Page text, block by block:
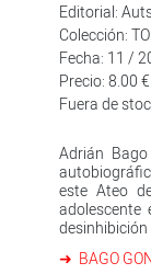
Editorial:
Colección:
Fecha: 11 /
Precio: 8.00 €
Fuera de
Adrián
este Ateo
dibujo
Bago pasa
BAGO